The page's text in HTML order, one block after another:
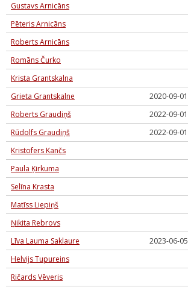
Gustavs Arnicāns
Pēteris Arnicāns
Roberts Arnicāns
Romāns Čurko
Krista Grantskalna
Grieta Grantskalne
2020-09-01
Roberts Graudiņš
2022-09-01
Rūdolfs Graudiņš
2022-09-01
Kristofers Kančs
Paula Ķirkuma
Selīna Krasta
Matīss Liepiņš
Ņikita Rebrovs
Līva Lauma Saklaure
2023-06-05
Helvijs Tupureins
Ričards Vēveris